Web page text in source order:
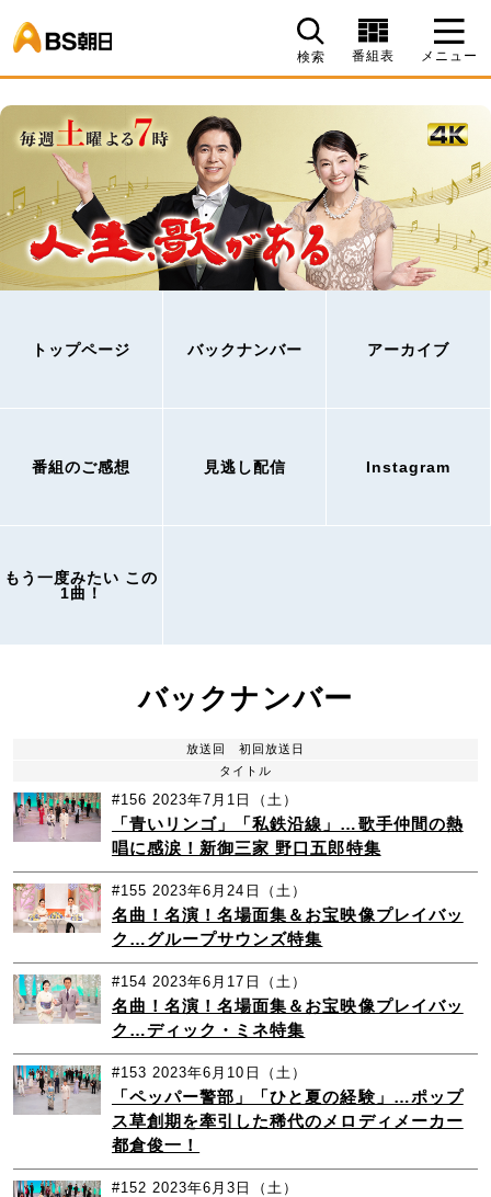
検索 番組表 メニュー
トップページ バックナンバー アーカイブ
番組のご感想 見逃し配信 Instagram
もう一度みたい この
1曲！
バックナンバー
放送回
初回放送日
タイトル
#156 2023年7月1日（土）
「青いリンゴ」「私鉄沿線」…歌手仲間の熱
唱に感涙！新御三家 野口五郎特集
#155 2023年6月24日（土）
名曲！名演！名場面集＆お宝映像プレイバッ
ク…グループサウンズ特集
#154 2023年6月17日（土）
名曲！名演！名場面集＆お宝映像プレイバッ
ク…ディック・ミネ特集
#153 2023年6月10日（土）
「ペッパー警部」「ひと夏の経験」…ポップ
ス草創期を牽引した稀代のメロディメーカー
都倉俊一！
#152 2023年6月3日（土）